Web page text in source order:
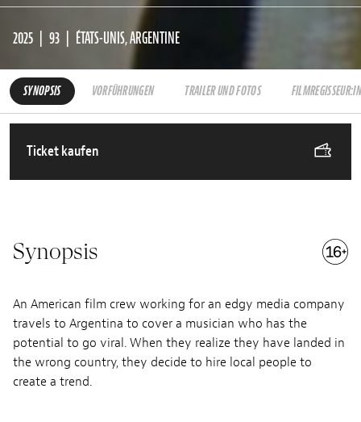
2025 93 ÉTATS-UNIS, ARGENTINE
SYNOPSIS VORFÜHRUNGEN TRAILER UND FOTOS FILMREGISSEUR:IN
Ticket kaufen
Synopsis
An American film crew working for an edgy media company
travels to Argentina to cover a musician who has the
potential to go viral. When they realize they have landed in
the wrong country, they decide to hire local people to
create a trend.